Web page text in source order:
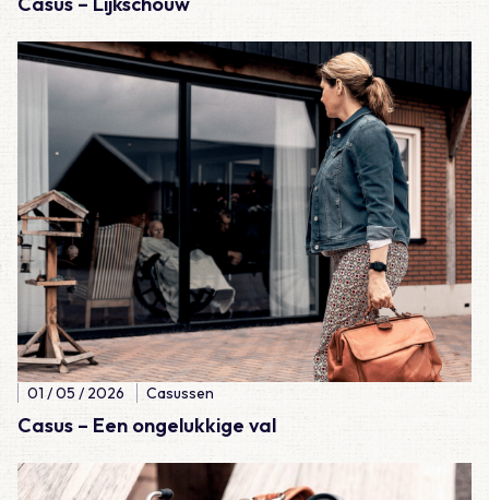
Casus – Een ongelukkige val
01 / 05 / 2026 Casussen
Lees meer over Casus – Een ongelukkige val
Lees meer over Casus – Lijkschouw: natuurlijk wel of natuurlijk